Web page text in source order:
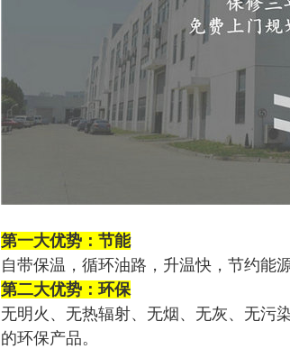
第一大优势：节能
自带保温，循环油路，升温快，节约能源
第二大优势：环保
无明火、无热辐射、无烟、无灰、无污
的环保产品。